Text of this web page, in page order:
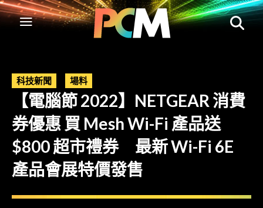
科技新聞 場料
【電腦節 2022】NETGEAR 消費
券優惠 買 Mesh Wi-Fi 產品送
$800 超市禮券 最新 Wi-Fi 6E
產品會展特價發售